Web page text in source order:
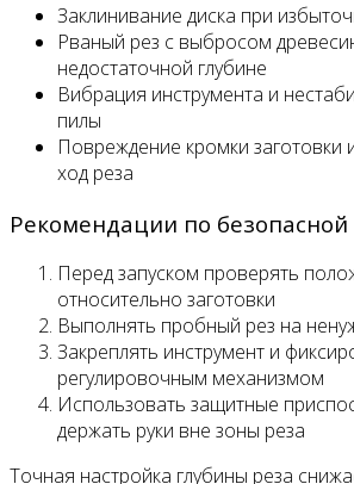
Заклинивание диска при
Рваный рез с выбросом
недостаточной глубине
Вибрация инструмента и
пилы
Повреждение кромки заготовки
ход реза
Рекомендации по безопасной
Перед запуском проверять
относительно заготовки
Выполнять пробный рез на
Закреплять инструмент и
регулировочным механизмом
Использовать защитные
держать руки вне зоны реза
Точная настройка глубины реза